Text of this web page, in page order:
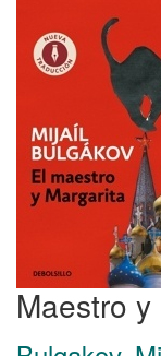
Maestro